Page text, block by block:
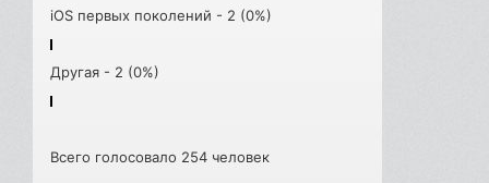
iOS первых поколений - 2 (0%)
Другая - 2 (0%)
Всего голосовало 254 человек